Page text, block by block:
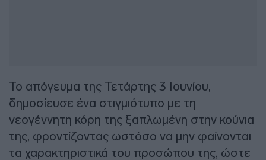
Το απόγευμα της Τετάρτης 3 Ιουνίου,
δημοσίευσε ένα στιγμιότυπο με τη
νεογέννητη κόρη της ξαπλωμένη στην κούνια
της, φροντίζοντας ωστόσο να μην φαίνονται
τα χαρακτηριστικά του προσώπου της, ώστε